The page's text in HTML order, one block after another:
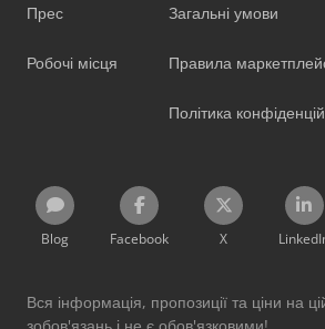
Прес
Робочі місця
Загальні умови
Правила
Політика
Blog Facebook X
Вся інформація, пропозиції та ціни на